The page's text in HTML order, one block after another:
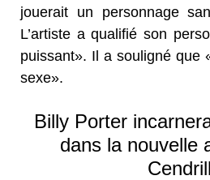
jouerait un personnage
L’artiste a qualifié son
puissant». Il a souligné que
sexe».
Billy Porter
dans la nouvelle